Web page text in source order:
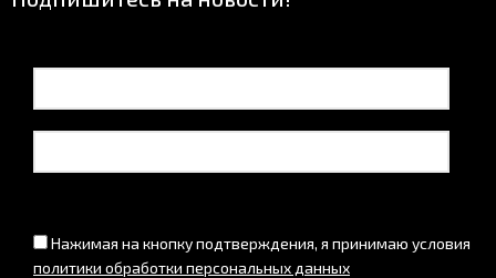
Нажимая на кнопку подтверждения, я принимаю условия
политики обработки персональных данных